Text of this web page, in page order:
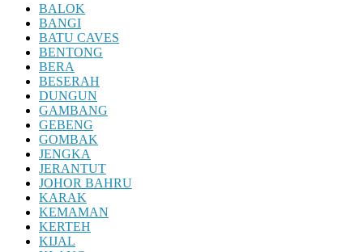
BALOK
BANGI
BATU CAVES
BENTONG
BERA
BESERAH
DUNGUN
GAMBANG
GEBENG
GOMBAK
JENGKA
JERANTUT
JOHOR BAHRU
KARAK
KEMAMAN
KERTEH
KIJAL